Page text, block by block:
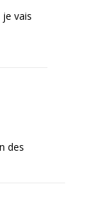
vais
des